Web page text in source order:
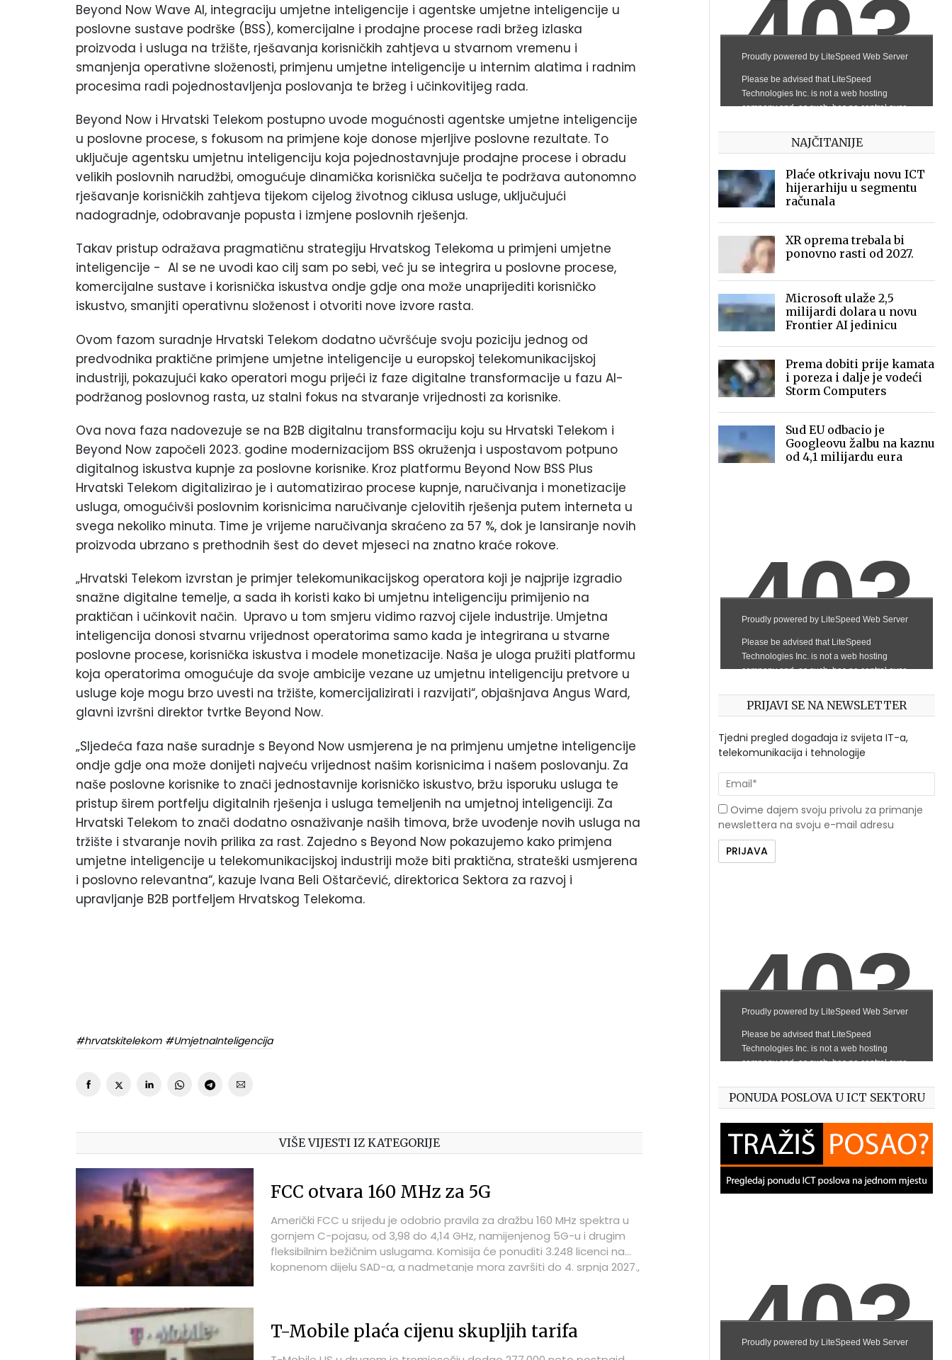
Beyond Now Wave AI, integraciju umjetne inteligencije i agentske umjetne inteligencije u
poslovne sustave podrške (BSS), komercijalne i prodajne procese radi bržeg izlaska
proizvoda i usluga na tržište, rješavanja korisničkih zahtjeva u stvarnom vremenu i
smanjenja operativne složenosti, primjenu umjetne inteligencije u internim alatima i radnim
procesima radi pojednostavljenja poslovanja te bržeg i učinkovitijeg rada.
Beyond Now i Hrvatski Telekom postupno uvode mogućnosti agentske umjetne inteligencije
u poslovne procese, s fokusom na primjene koje donose mjerljive poslovne rezultate. To
uključuje agentsku umjetnu inteligenciju koja pojednostavnjuje prodajne procese i obradu
velikih poslovnih narudžbi, omogućuje dinamička korisnička sučelja te podržava autonomno
rješavanje korisničkih zahtjeva tijekom cijelog životnog ciklusa usluge, uključujući
nadogradnje, odobravanje popusta i izmjene poslovnih rješenja.
Takav pristup odražava pragmatičnu strategiju Hrvatskog Telekoma u primjeni umjetne
inteligencije - AI se ne uvodi kao cilj sam po sebi, već ju se integrira u poslovne procese,
komercijalne sustave i korisnička iskustva ondje gdje ona može unaprijediti korisničko
iskustvo, smanjiti operativnu složenost i otvoriti nove izvore rasta.
Ovom fazom suradnje Hrvatski Telekom dodatno učvršćuje svoju poziciju jednog od
predvodnika praktične primjene umjetne inteligencije u europskoj telekomunikacijskoj
industriji, pokazujući kako operatori mogu prijeći iz faze digitalne transformacije u fazu AI-
podržanog poslovnog rasta, uz stalni fokus na stvaranje vrijednosti za korisnike.
Ova nova faza nadovezuje se na B2B digitalnu transformaciju koju su Hrvatski Telekom i
Beyond Now započeli 2023. godine modernizacijom BSS okruženja i uspostavom potpuno
digitalnog iskustva kupnje za poslovne korisnike. Kroz platformu Beyond Now BSS Plus
Hrvatski Telekom digitalizirao je i automatizirao procese kupnje, naručivanja i monetizacije
usluga, omogućivši poslovnim korisnicima naručivanje cjelovitih rješenja putem interneta u
svega nekoliko minuta. Time je vrijeme naručivanja skraćeno za 57 %, dok je lansiranje novih
proizvoda ubrzano s prethodnih šest do devet mjeseci na znatno kraće rokove.
„Hrvatski Telekom izvrstan je primjer telekomunikacijskog operatora koji je najprije izgradio
snažne digitalne temelje, a sada ih koristi kako bi umjetnu inteligenciju primijenio na
praktičan i učinkovit način. Upravo u tom smjeru vidimo razvoj cijele industrije. Umjetna
inteligencija donosi stvarnu vrijednost operatorima samo kada je integrirana u stvarne
poslovne procese, korisnička iskustva i modele monetizacije. Naša je uloga pružiti platformu
koja operatorima omogućuje da svoje ambicije vezane uz umjetnu inteligenciju pretvore u
usluge koje mogu brzo uvesti na tržište, komercijalizirati i razvijati“, objašnjava Angus Ward,
glavni izvršni direktor tvrtke Beyond Now.
„Sljedeća faza naše suradnje s Beyond Now usmjerena je na primjenu umjetne inteligencije
ondje gdje ona može donijeti najveću vrijednost našim korisnicima i našem poslovanju. Za
naše poslovne korisnike to znači jednostavnije korisničko iskustvo, bržu isporuku usluga te
pristup širem portfelju digitalnih rješenja i usluga temeljenih na umjetnoj inteligenciji. Za
Hrvatski Telekom to znači dodatno osnaživanje naših timova, brže uvođenje novih usluga na
tržište i stvaranje novih prilika za rast. Zajedno s Beyond Now pokazujemo kako primjena
umjetne inteligencije u telekomunikacijskoj industriji može biti praktična, strateški usmjerena
i poslovno relevantna“, kazuje Ivana Beli Oštarčević, direktorica Sektora za razvoj i
upravljanje B2B portfeljem Hrvatskog Telekoma.
#hrvatskitelekom #UmjetnaInteligencija
VIŠE VIJESTI IZ KATEGORIJE
FCC otvara 160 MHz za 5G
Američki FCC u srijedu je odobrio pravila za dražbu 160 MHz spektra u
gornjem C-pojasu, od 3,98 do 4,14 GHz, namijenjenog 5G-u i drugim
fleksibilnim bežičnim uslugama. Komisija će ponuditi 3.248 licenci na
kopnenom dijelu SAD-a, a nadmetanje mora završiti do 4. srpnja 2027.,
T-Mobile plaća cijenu skupljih tarifa
NAJČITANIJE
Plaće otkrivaju novu ICT
hijerarhiju u segmentu
računala
XR oprema trebala bi
ponovno rasti od 2027.
Microsoft ulaže 2,5
milijardi dolara u novu
Frontier AI jedinicu
Prema dobiti prije kamata
i poreza i dalje je vodeći
Storm Computers
Sud EU odbacio je
Googleovu žalbu na kaznu
od 4,1 milijardu eura
PRIJAVI SE NA NEWSLETTER
Tjedni pregled događaja iz svijeta IT-a,
telekomunikacija i tehnologije
Ovime dajem svoju privolu za primanje
newslettera na svoju e-mail adresu
PONUDA POSLOVA U ICT SEKTORU